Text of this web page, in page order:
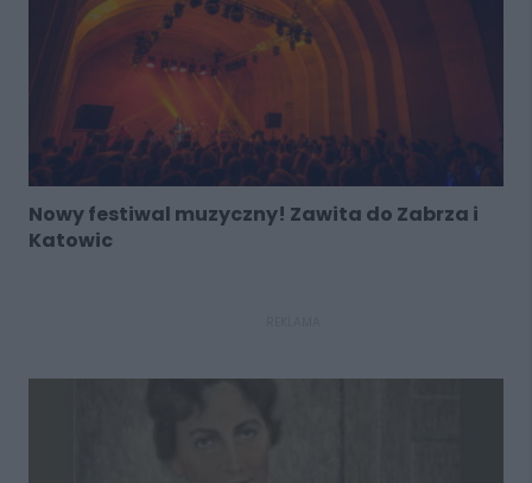
Nowy festiwal muzyczny! Zawita do Zabrza i
Katowic